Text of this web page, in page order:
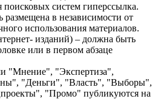
поисковых систем гиперссылка.
в независимости от
использования материалов.
изданий) – должна быть
или в первом абзаце
"Мнение", "Экспертиза",
"Деньги", "Власть", "Выборы",
"Промо" публикуются на